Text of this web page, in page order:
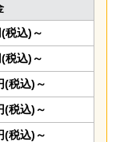
(税込)～
(税込)～
(税込)～
(税込)～
(税込)～